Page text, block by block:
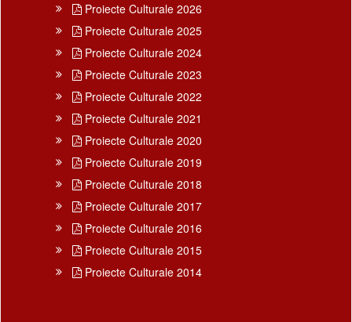
Proiecte Culturale 2026
Proiecte Culturale 2025
Proiecte Culturale 2024
Proiecte Culturale 2023
Proiecte Culturale 2022
Proiecte Culturale 2021
Proiecte Culturale 2020
Proiecte Culturale 2019
Proiecte Culturale 2018
Proiecte Culturale 2017
Proiecte Culturale 2016
Proiecte Culturale 2015
Proiecte Culturale 2014